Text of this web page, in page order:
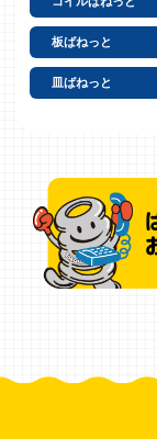
板ばねっと
皿ばねっと